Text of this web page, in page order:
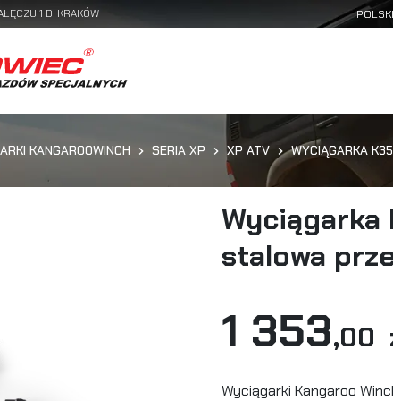
1 D, KRAKÓW
KANGAROOWINCH SERIA XP XP ATV WYCIĄGARKA
Wyciągarka
stalowa
1 353,00
Wyciągarki Kangaroo